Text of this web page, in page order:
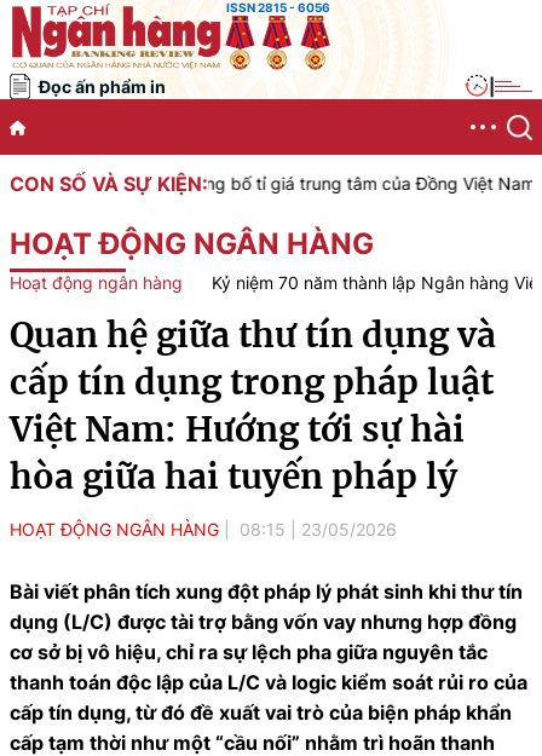
ISSN 2815 - 6056
Đọc ấn phẩm in
CON SỐ VÀ SỰ KIỆN:
Nam công bố tỉ giá trung tâm của Đồng Việt Nam với Đô la
HOẠT ĐỘNG NGÂN HÀNG
Hoạt động ngân hàng Kỷ niệm 70 năm thành lập Ngân hàng
Quan hệ giữa thư tín dụng và
cấp tín dụng trong pháp luật
Việt Nam: Hướng tới sự hài
hòa giữa hai tuyến pháp lý
HOẠT ĐỘNG NGÂN HÀNG 08:15 23/05/2026
Bài viết phân tích xung đột pháp lý phát sinh khi thư tín
dụng (L/C) được tài trợ bằng vốn vay nhưng hợp đồng
cơ sở bị vô hiệu, chỉ ra sự lệch pha giữa nguyên tắc
thanh toán độc lập của L/C và logic kiểm soát rủi ro của
cấp tín dụng, từ đó đề xuất vai trò của biện pháp khẩn
cấp tạm thời như một “cầu nối” nhằm trì hoãn thanh